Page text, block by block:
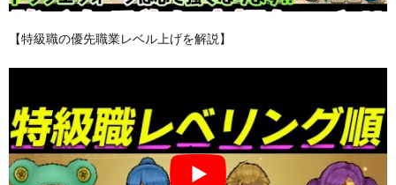
【特級職の優先職業レベル上げを解説】